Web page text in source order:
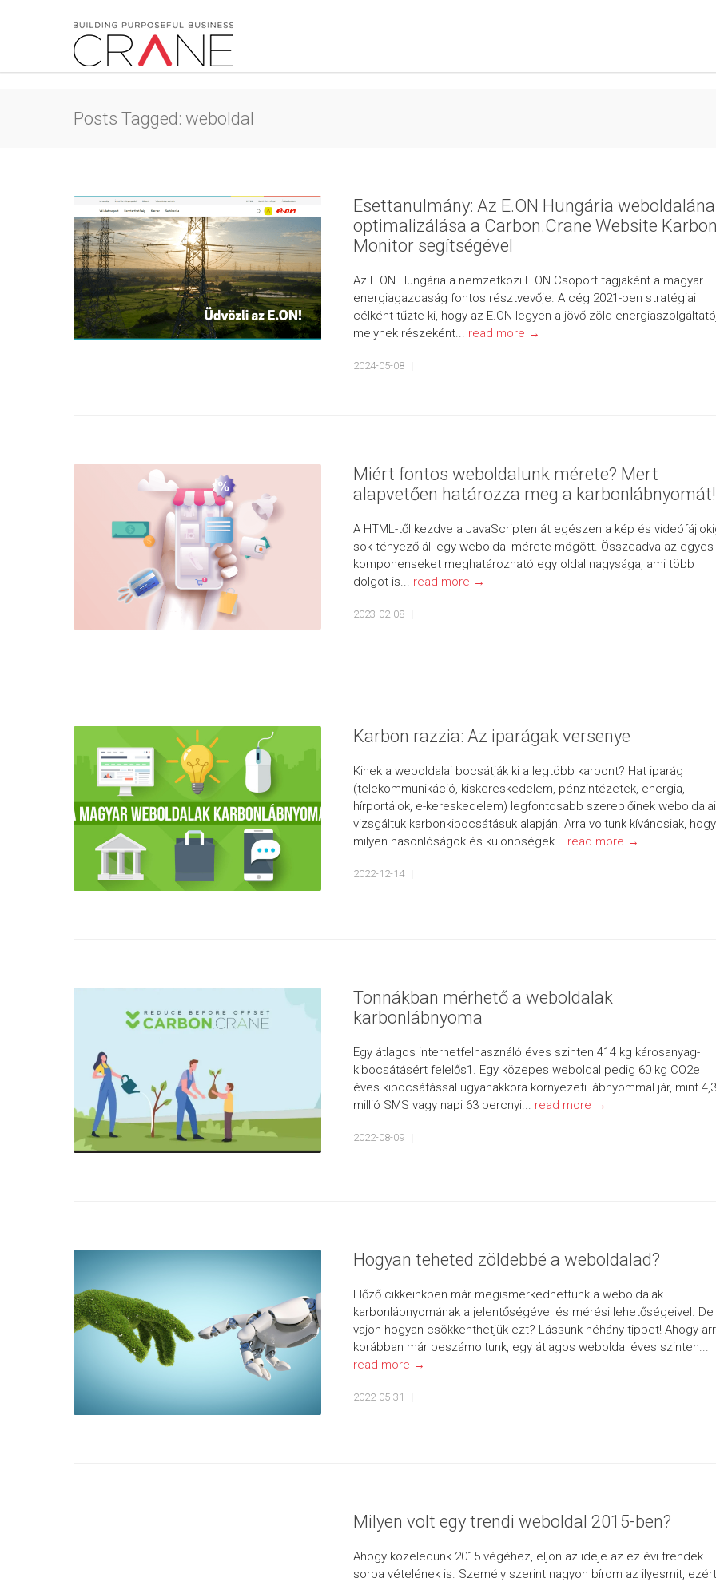
Posts Tagged: weboldal
Esettanulmány: Az E.ON Hungária
optimalizálása a Carbon.Crane Website
Monitor segítségével
Az E.ON Hungária a nemzetközi E.ON Csoport tagjaként a magyar
energiagazdaság fontos résztvevője. A cég 2021-ben stratégiai
célként tűzte ki, hogy az E.ON legyen a jövő zöld
melynek részeként... read more →
2024-05-08
Miért fontos weboldalunk mérete? Mert
alapvetően határozza meg a karbonlábnyomát!
A HTML-től kezdve a JavaScripten át egészen a kép és
sok tényező áll egy weboldal mérete mögött. Összeadva az egyes
komponenseket meghatározható egy oldal nagysága, ami több
dolgot is... read more →
2023-02-08
Karbon razzia: Az iparágak versenye
Kinek a weboldalai bocsátják ki a legtöbb karbont? Hat iparág
(telekommunikáció, kiskereskedelem, pénzintézetek, energia,
hírportálok, e-kereskedelem) legfontosabb szereplőinek
vizsgáltuk karbonkibocsátásuk alapján. Arra voltunk kíváncsiak, hogy
milyen hasonlóságok és különbségek... read more →
2022-12-14
Tonnákban mérhető a weboldalak
karbonlábnyoma
Egy átlagos internetfelhasználó éves szinten 414 kg károsanyag-
kibocsátásért felelős1. Egy közepes weboldal pedig 60 kg CO2e
éves kibocsátással ugyanakkora környezeti lábnyommal jár, mint 4,3
millió SMS vagy napi 63 percnyi... read more →
2022-08-09
Hogyan teheted zöldebbé a weboldalad?
Előző cikkeinkben már megismerkedhettünk a weboldalak
karbonlábnyomának a jelentőségével és mérési lehetőségeivel. De
vajon hogyan csökkenthetjük ezt? Lássunk néhány tippet! Ahogy
korábban már beszámoltunk, egy átlagos weboldal éves szinten...
read more →
2022-05-31
Milyen volt egy trendi weboldal 2015-ben?
Ahogy közeledünk 2015 végéhez, eljön az ideje az ez évi trendek
sorba vételének is. Személy szerint nagyon bírom az ilyesmit, ezért